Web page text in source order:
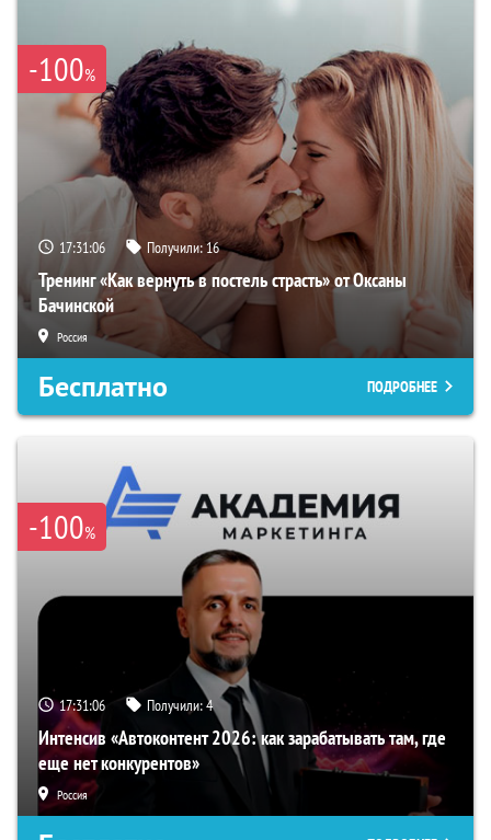
-100%
17:31:05 Получили:16
Тренинг «Как вернуть в постель страсть» от Оксаны
Бачинской
Россия
Бесплатно ПОДРОБНЕЕ
-100%
17:31:05 Получили:4
Интенсив «Автоконтент 2026: как зарабатывать там, где
еще нет конкурентов»
Россия